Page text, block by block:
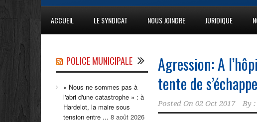
ACCUEIL LE SYNDICAT NOUS JOINDRE JURIDIQUE
Agression: A
tente de
Posted On 02 Oct 2017 By :
POLICE MUNICIPALE
« Nous ne sommes pas à
l'abri d'une catastrophe » : à
Hardelot, la maire sous
tension entre ... 8 août 2026